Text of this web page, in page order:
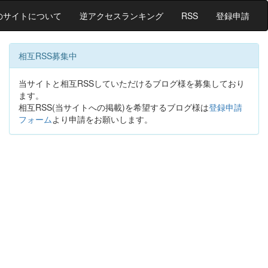
サイトについて 逆アクセスランキング RSS 登録申請
相互RSS募集中
当サイトと相互RSSしていただけるブログ様を募集しており
ます。
相互RSS(当サイトへの掲載)を希望するブログ様は登録申請
フォームより申請をお願いします。